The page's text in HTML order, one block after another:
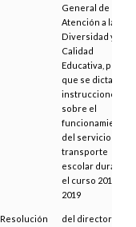
General de
Atención a la
Diversidad y
Calidad
Educativa, por la
que se dictan
instrucciones
sobre el
funcionamiento
del servicio de
transporte
escolar durante
el curso 2018-
2019
Resolución
del director